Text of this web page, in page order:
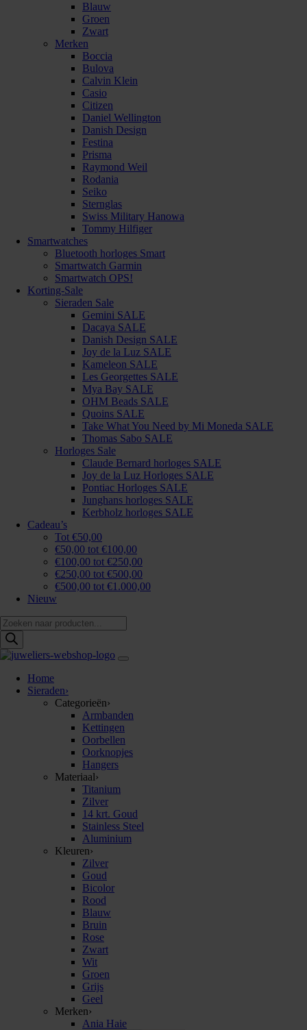
Blauw
Groen
Zwart
Merken
Boccia
Bulova
Calvin Klein
Casio
Citizen
Daniel Wellington
Danish Design
Festina
Prisma
Raymond Weil
Rodania
Seiko
Sternglas
Swiss Military Hanowa
Tommy Hilfiger
Smartwatches
Bluetooth horloges Smart
Smartwatch Garmin
Smartwatch OPS!
Korting-Sale
Sieraden Sale
Gemini SALE
Dacaya SALE
Danish Design SALE
Joy de la Luz SALE
Kameleon SALE
Les Georgettes SALE
Mya Bay SALE
OHM Beads SALE
Quoins SALE
Take What You Need by Mi Moneda SALE
Thomas Sabo SALE
Horloges Sale
Claude Bernard horloges SALE
Joy de la Luz Horloges SALE
Pontiac Horloges SALE
Junghans horloges SALE
Kerbholz horloges SALE
Cadeau’s
Tot €50,00
€50,00 tot €100,00
€100,00 tot €250,00
€250,00 tot €500,00
€500,00 tot €1.000,00
Nieuw
Producten
zoeken
Home
Sieraden›
Categorieën›
Armbanden
Kettingen
Oorbellen
Oorknopjes
Hangers
Materiaal›
Titanium
Zilver
14 krt. Goud
Stainless Steel
Aluminium
Kleuren›
Zilver
Goud
Bicolor
Rood
Blauw
Bruin
Rose
Zwart
Wit
Groen
Grijs
Geel
Merken›
Ania Haie